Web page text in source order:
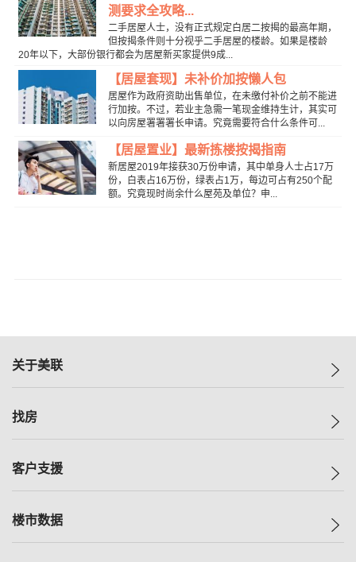
测要求全攻略...
二手居屋人士，没有正式规定白居二按揭的最高年期，
但按揭条件则十分视乎二手居屋的楼龄。如果是楼龄
20年以下，大部份银行都会为居屋新买家提供9成...
【居屋套现】未补价加按懒人包
居屋作为政府资助出售单位，在未缴付补价之前不能进
行加按。不过，若业主急需一笔现金维持生计，其实可
以向房屋署署署长申请。究竟需要符合什么条件可...
【居屋置业】最新拣楼按揭指南
新居屋2019年接获30万份申请，其中单身人士占17万
份，白表占16万份，绿表占1万，每边可占有250个配
额。究竟现时尚余什么屋苑及单位？申...
关于美联
美联集团
人才招募
找房
一手新房
减价
客户支援
自助放盘
楼市数据